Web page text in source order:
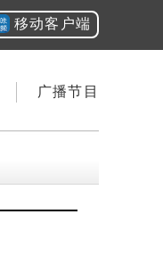
移动客户端
广播节目